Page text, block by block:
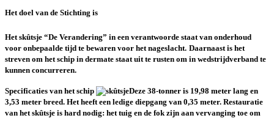
Het doel van de Stichting is
Het skûtsje “De Verandering” in een verantwoorde staat van onderhoud
voor onbepaalde tijd te bewaren voor het nageslacht. Daarnaast is het
streven om het schip in dermate staat uit te rusten om in wedstrijdverband te
kunnen concurreren.
Specificaties van het schip
Deze 38-tonner is 19,98 meter lang en
3,53 meter breed. Het heeft een ledige diepgang van 0,35 meter. Restauratie
van het skûtsje is hard nodig: het tuig en de fok zijn aan vervanging toe om